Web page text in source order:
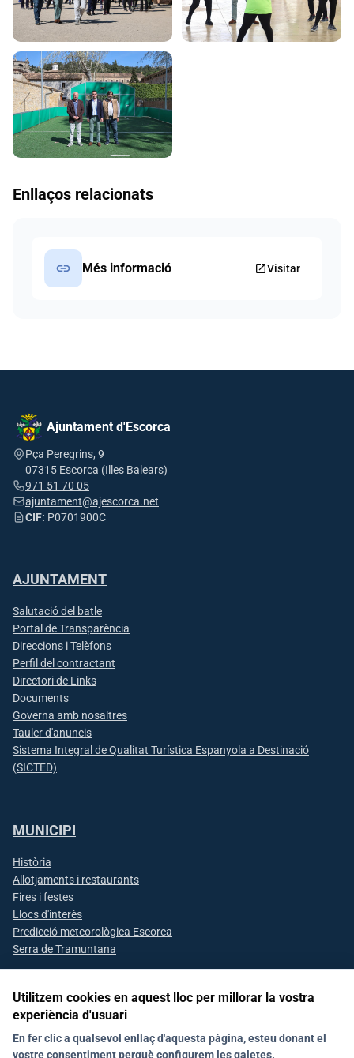
Enllaços relacionats
link Més informació open_in_newVisitar
Ajuntament d'Escorca
Pça Peregrins, 9
07315 Escorca (Illes Balears)
971 51 70 05
ajuntament@ajescorca.net
CIF: P0701900C
AJUNTAMENT
Salutació del batle
Portal de Transparència
Direccions i Telèfons
Perfil del contractant
Directori de Links
Documents
Governa amb nosaltres
Tauler d'anuncis
Sistema Integral de Qualitat Turística Espanyola a Destinació
(SICTED)
MUNICIPI
Història
Allotjaments i restaurants
Fires i festes
Llocs d'interès
Predicció meteorològica Escorca
Serra de Tramuntana
Segueix-nos a les xarxes socials
Utilitzem cookies en aquest lloc per millorar la vostra
experiència d'usuari
En fer clic a qualsevol enllaç d'aquesta pàgina, esteu donant el
vostre consentiment perquè configurem les galetes.